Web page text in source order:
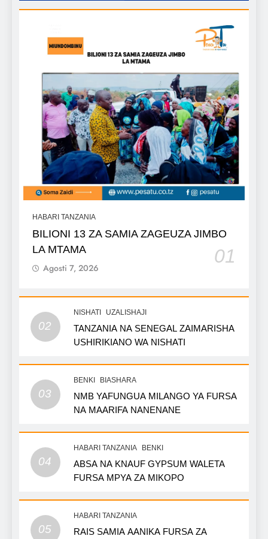
HABARI TANZANIA
BILIONI 13 ZA SAMIA ZAGEUZA JIMBO
LA MTAMA
01
Agosti 7, 2026
02
NISHATI UZALISHAJI
TANZANIA NA SENEGAL ZAIMARISHA
USHIRIKIANO WA NISHATI
03
BENKI BIASHARA
NMB YAFUNGUA MILANGO YA FURSA
NA MAARIFA NANENANE
04
HABARI TANZANIA BENKI
ABSA NA KNAUF GYPSUM WALETA
FURSA MPYA ZA MIKOPO
05
HABARI TANZANIA
RAIS SAMIA AANIKA FURSA ZA